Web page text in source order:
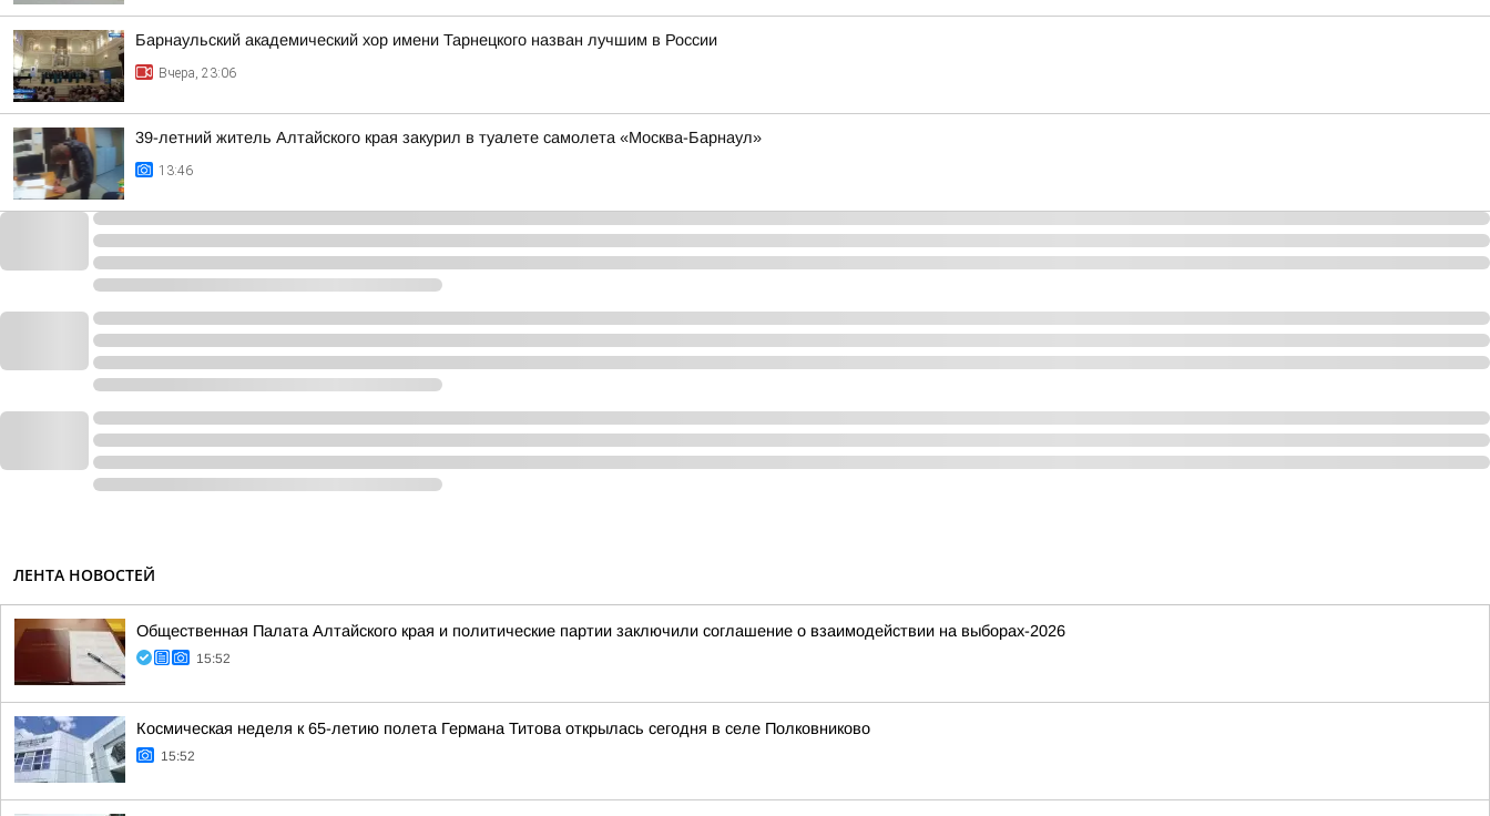
Барнаульский академический хор имени Тарнецкого назван лучшим в России
Вчера, 23:06
39-летний житель Алтайского края закурил в туалете самолета «Москва-Барнаул»
13:46
ЛЕНТА НОВОСТЕЙ
Общественная Палата Алтайского края и политические партии заключили соглашение о взаимодействии на выборах-2026
15:52
Космическая неделя к 65-летию полета Германа Титова открылась сегодня в селе Полковниково
15:52